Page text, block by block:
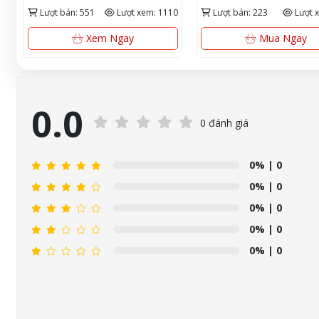
1110
Nhật
Lượt bán: 223 Lượt xem: 697
Mua Ngay
tay mềm
Quốc
Lượt bán: 231
Mua
0.0 0 đánh giá
0% | 0
0% | 0
0% | 0
0% | 0
0% | 0